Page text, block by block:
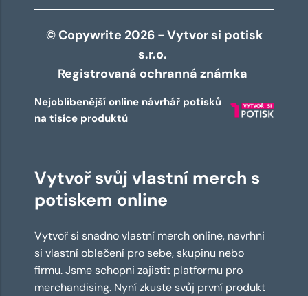
© Copywrite 2026 - Vytvor si potisk
s.r.o.
Registrovaná ochranná známka
Nejoblíbenější online návrhář potisků
na tisíce produktů
Vytvoř svůj vlastní merch s
potiskem online
Vytvoř si snadno vlastní merch online, navrhni
si vlastní oblečení pro sebe, skupinu nebo
firmu. Jsme schopni zajistit platformu pro
merchandising. Nyní zkuste svůj první produkt